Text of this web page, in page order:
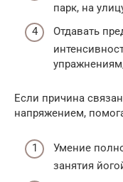
парк, на
Отдавать
Если причина
напряжением,
Умение
занятия